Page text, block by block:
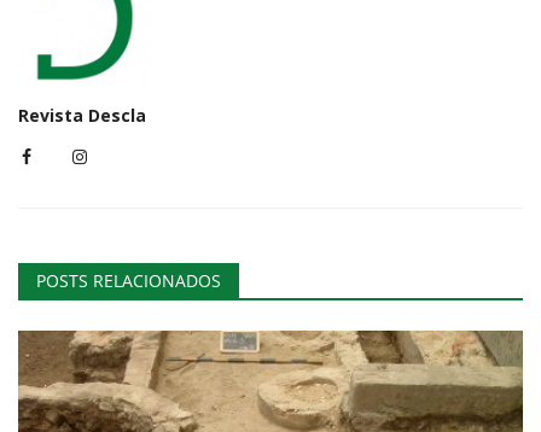
Revista Descla
POSTS RELACIONADOS